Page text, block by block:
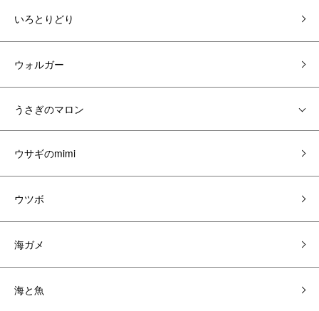
いろとりどり
ウォルガー
うさぎのマロン
ウサギのmimi
ウツボ
海ガメ
海と魚